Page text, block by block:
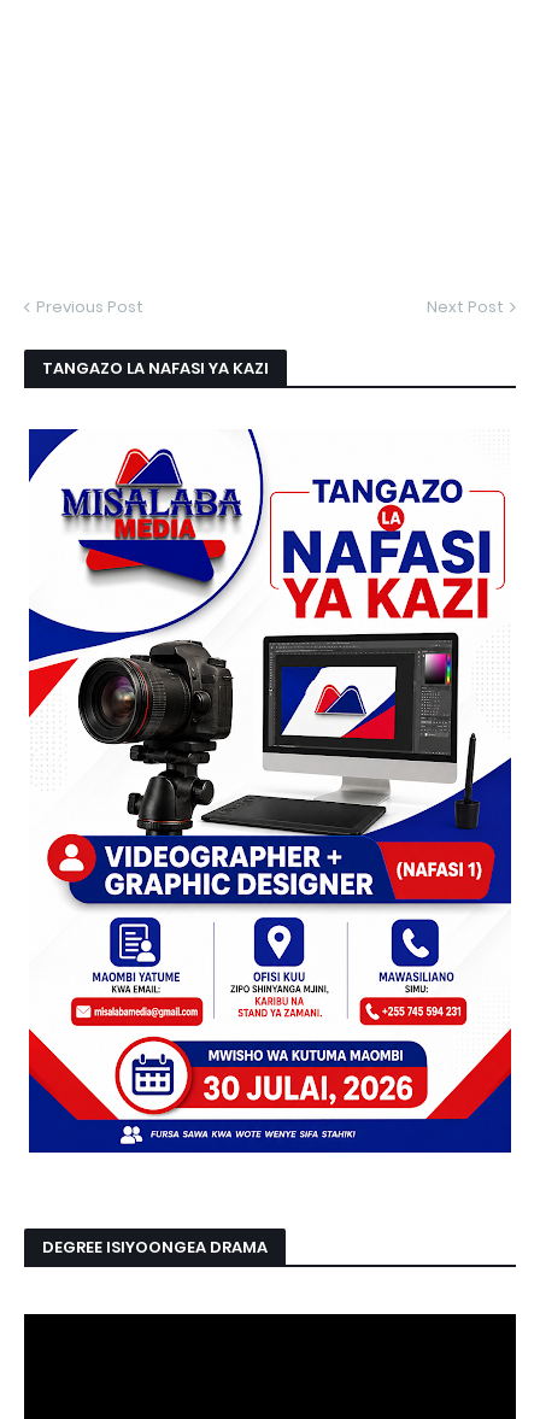
Previous Post Next Post
TANGAZO LA NAFASI YA KAZI
DEGREE ISIYOONGEA DRAMA